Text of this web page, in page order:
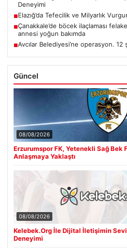
Deneyimi
■Elazığ’da Tefecilik ve Milyarlık
■Çanakkale’de böcek ilaçlaması
annesi yoğun bakımda
■Avcılar Belediyesi’ne operasyon. 12
Güncel
08/08/2026
Erzurumspor FK, Yetenekli Sağ Bek
Anlaşmaya Yaklaştı
08/08/2026
Kelebek.Org İle Dijital İletişimin
Deneyimi